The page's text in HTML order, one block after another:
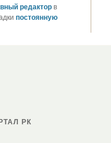
редакторв
постоянную
РК